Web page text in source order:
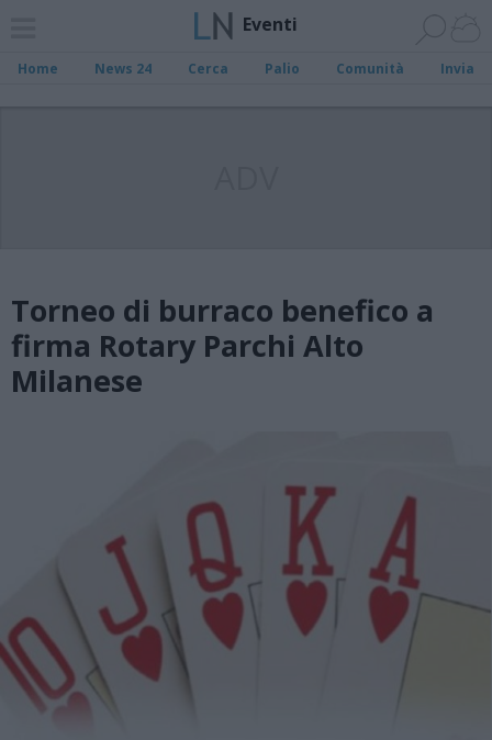
Eventi
Home News 24 Cerca Palio Comunità Invia
Torneo di burraco benefico a
firma Rotary Parchi Alto
Milanese